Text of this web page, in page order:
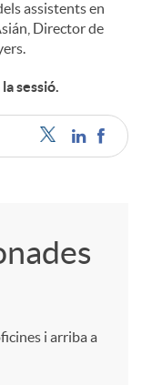
assistents en
Director de
sessió.
i arriba a